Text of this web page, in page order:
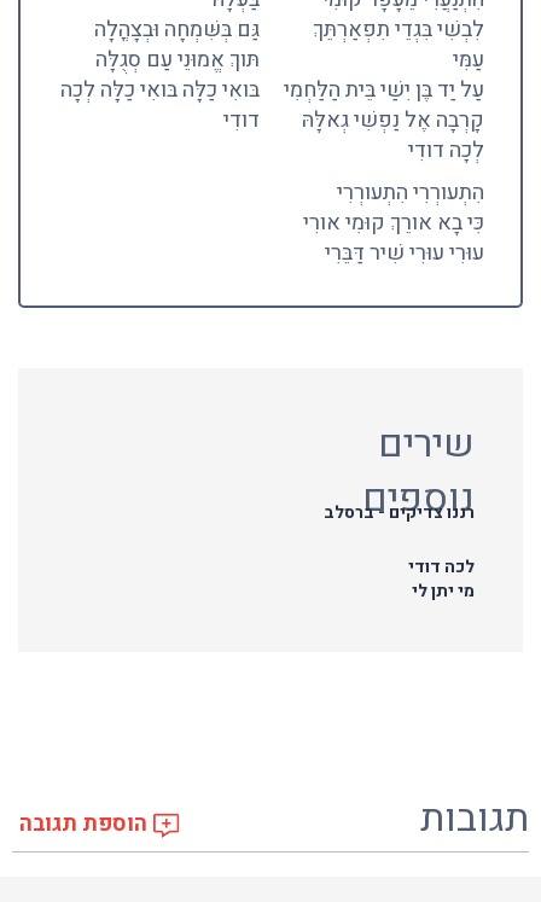
לִבְשִׁי בִּגְדֵי תִפְאַרְתֵּךְ
עַמִּי
עַל יַד בֶּן יִשַׁי בֵּית הַלַּחְמִי
קָרְבָה אֶל נַפְשִׁי גְאלָּהּ
לְכָה דודִי
הִתְעורְרִי הִתְעורְרִי
כִּי בָא אורֵךְ קוּמִי אורִי
עוּרִי עוּרִי שִׁיר דַּבֵּרִי
גַּם בְּשִּׁמְחָה וּבְצָהֳלָה
תּוךְ אֱמוּנֵי עַם סְגֻלָּה
בּואִי כַלָּה בּואִי כַלָּה לְכָה
דודִי
שירים
נוספים
רננו צדיקים - ברסלב
לכה דודי
מי יתן לי
תגובות הוספת תגובה